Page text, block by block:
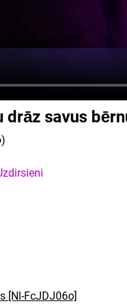
drāz savus
[Nl-FcJDJ06o]